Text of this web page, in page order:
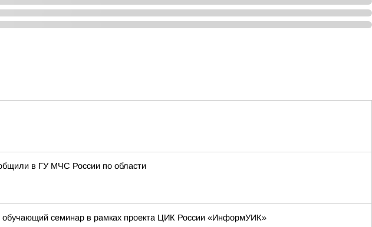
в ГУ МЧС России по области
обучающий семинар в рамках проекта ЦИК России «ИнформУИК»